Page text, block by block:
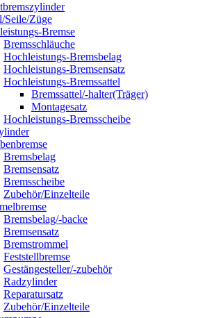
Seile/Züge
Bremse
Bremsschläuche
Hochleistungs-Bremsbelag
Hochleistungs-Bremsensatz
Hochleistungs-Bremssattel
Bremssattel/-halter(Träger)
Montagesatz
Hochleistungs-Bremsscheibe
Bremsbelag
Bremsensatz
Bremsscheibe
Zubehör/Einzelteile
Bremsbelag/-backe
Bremsensatz
Bremstrommel
Feststellbremse
Gestängesteller/-zubehör
Radzylinder
Reparatursatz
Zubehör/Einzelteile